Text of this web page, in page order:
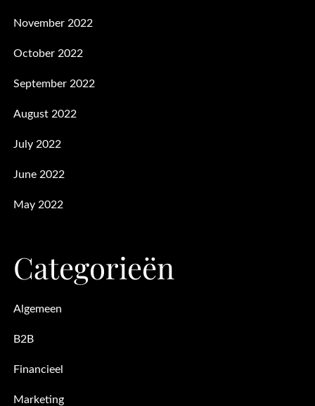
November 2022
October 2022
September 2022
August 2022
July 2022
June 2022
May 2022
Categorieën
Algemeen
B2B
Financieel
Marketing